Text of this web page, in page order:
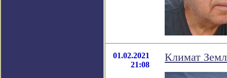
01.02.2021
21:08
Климат